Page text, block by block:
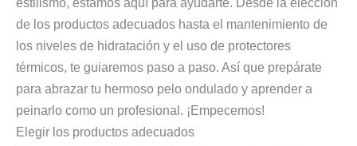
estilismo, estamos aquí para ayudarte. Desde la elección
de los productos adecuados hasta el mantenimiento de
los niveles de hidratación y el uso de protectores
térmicos, te guiaremos paso a paso. Así que prepárate
para abrazar tu hermoso pelo ondulado y aprender a
peinarlo como un profesional. ¡Empecemos!
Elegir los productos adecuados